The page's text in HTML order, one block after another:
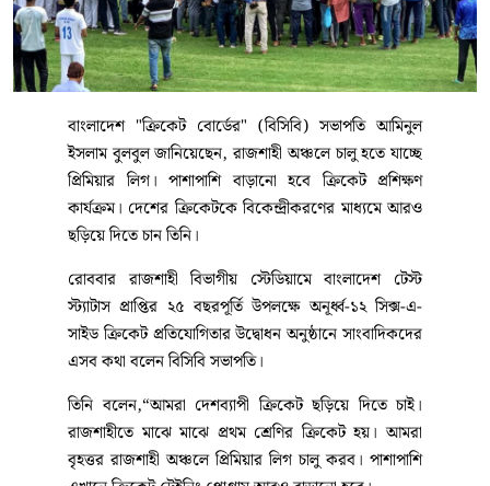
বাংলাদেশ "ক্রিকেট বোর্ডের" (বিসিবি) সভাপতি আমিনুল
ইসলাম বুলবুল জানিয়েছেন, রাজশাহী অঞ্চলে চালু হতে যাচ্ছে
প্রিমিয়ার লিগ। পাশাপাশি বাড়ানো হবে ক্রিকেট প্রশিক্ষণ
কার্যক্রম। দেশের ক্রিকেটকে বিকেন্দ্রীকরণের মাধ্যমে আরও
ছড়িয়ে দিতে চান তিনি।
রোববার রাজশাহী বিভাগীয় স্টেডিয়ামে বাংলাদেশ টেস্ট
স্ট্যাটাস প্রাপ্তির ২৫ বছরপূর্তি উপলক্ষে অনূর্ধ্ব-১২ সিক্স-এ-
সাইড ক্রিকেট প্রতিযোগিতার উদ্বোধন অনুষ্ঠানে সাংবাদিকদের
এসব কথা বলেন বিসিবি সভাপতি।
তিনি বলেন,“আমরা দেশব্যাপী ক্রিকেট ছড়িয়ে দিতে চাই।
রাজশাহীতে মাঝে মাঝে প্রথম শ্রেণির ক্রিকেট হয়। আমরা
বৃহত্তর রাজশাহী অঞ্চলে প্রিমিয়ার লিগ চালু করব। পাশাপাশি